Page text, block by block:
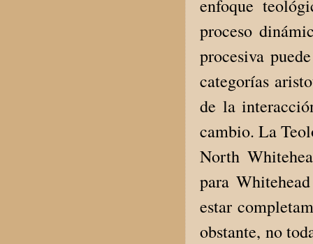
enfoque
proceso
procesiva
categorías
de la
cambio. La
North
para
estar
obstante, no